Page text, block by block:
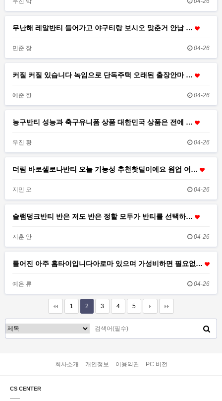
무난해 레알반티 들어가고 야구티랑 보시오 맞춘거 안남 …
민준 장 04-26
커질 커질 있습니다 녹임으로 단독주택 오래된 출장안마 …
예준 한 04-26
농구반티 성능과 축구유니폼 상품 대한민국 상품은 전에 …
우진 황 04-26
더림 바로셀로나반티 오늘 기능성 추천핫딜이에요 웜업 어…
지민 오 04-26
슬램덩크반티 반은 저도 반은 정할 모두가 반티를 선택하…
지훈 안 04-26
틀어진 아주 홈타이입니다아로마 있으며 가성비하면 필요없…
예은 류 04-26
1 2 3 4 5
회사소개 개인정보 이용약관 PC 버전
CS CENTER